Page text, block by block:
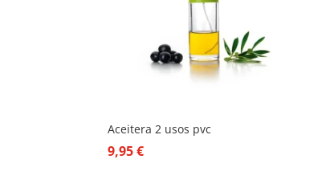
Aceitera 2 usos pvc
9,95€